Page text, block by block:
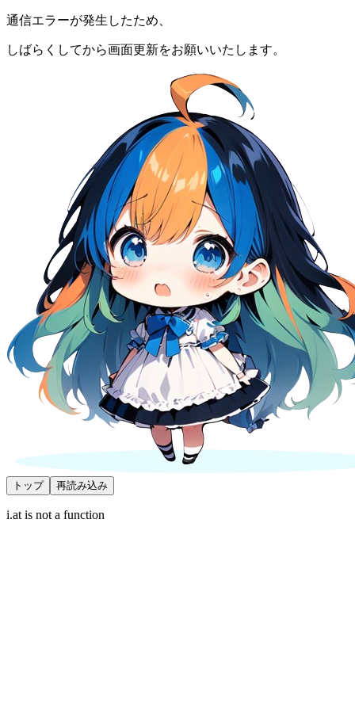
通信エラーが発生したため、
しばらくしてから画面更新をお願いいたします。
トップ 再読み込み
i.at is not a function